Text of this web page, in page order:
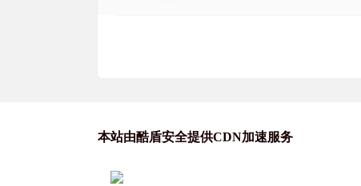
本站由酷盾安全提供CDN加速服务